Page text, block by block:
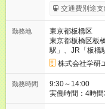
【試用期間】試
交通費別途支
勤務地
東京都板橋区
東京都板橋区板
駅」、JR「板橋
株式会社学研
勤務時間
9:30～14:00
実働時間：4時
曜日・木曜日(